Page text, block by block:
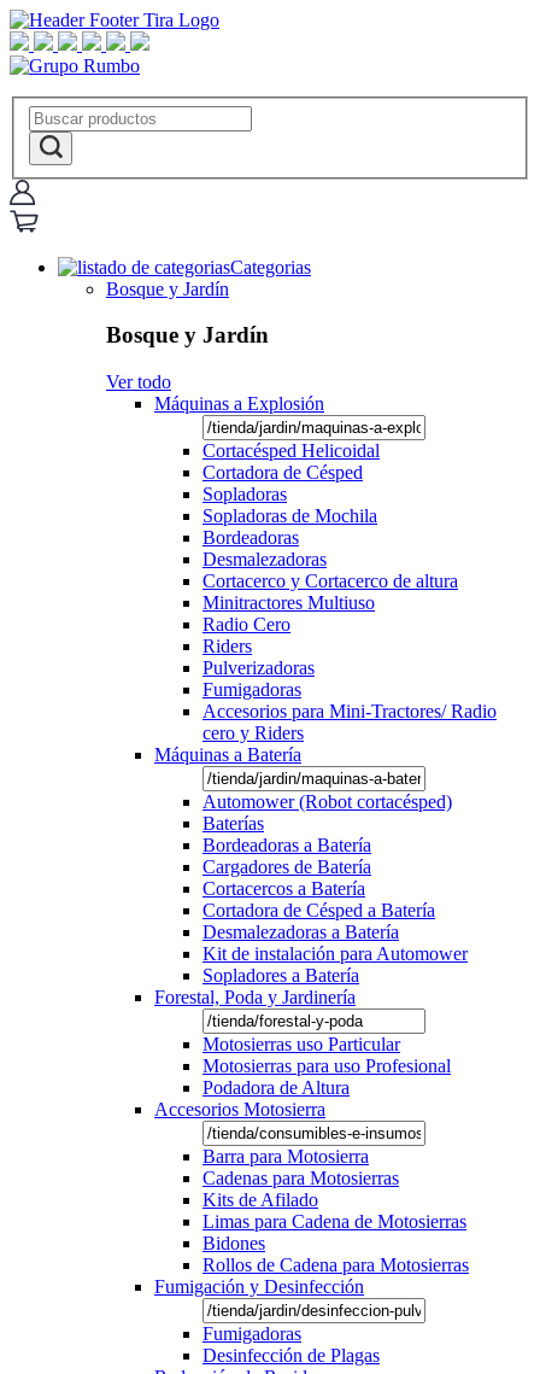
Categorias
Bosque y Jardín
Bosque y Jardín
Ver todo
Máquinas a Explosión
Cortacésped Helicoidal
Cortadora de Césped
Sopladoras
Sopladoras de Mochila
Bordeadoras
Desmalezadoras
Cortacerco y Cortacerco de altura
Minitractores Multiuso
Radio Cero
Riders
Pulverizadoras
Fumigadoras
Accesorios para Mini-Tractores/ Radio
cero y Riders
Máquinas a Batería
Automower (Robot cortacésped)
Baterías
Bordeadoras a Batería
Cargadores de Batería
Cortacercos a Batería
Cortadora de Césped a Batería
Desmalezadoras a Batería
Kit de instalación para Automower
Sopladores a Batería
Forestal, Poda y Jardinería
Motosierras uso Particular
Motosierras para uso Profesional
Podadora de Altura
Accesorios Motosierra
Barra para Motosierra
Cadenas para Motosierras
Kits de Afilado
Limas para Cadena de Motosierras
Bidones
Rollos de Cadena para Motosierras
Fumigación y Desinfección
Fumigadoras
Desinfección de Plagas